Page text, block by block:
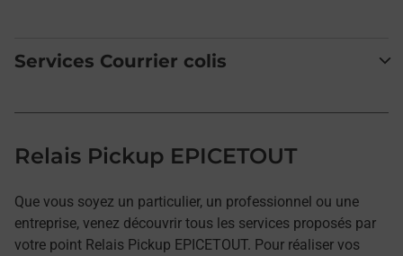
Services Courrier colis
Relais Pickup EPICETOUT
Que vous soyez un particulier, un professionnel ou une
entreprise, venez découvrir tous les services proposés par
votre point Relais Pickup EPICETOUT. Pour réaliser vos